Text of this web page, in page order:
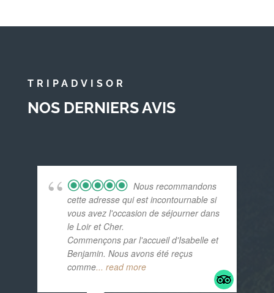
TRIPADVISOR
NOS DERNIERS AVIS
Nous recommandons
cette adresse qui est incontournable si
vous avez l'occasion de séjourner dans
le Loir et Cher.
Commençons par l'accueil d'Isabelle et
Benjamin. Nous avons été reçus
comme... read more